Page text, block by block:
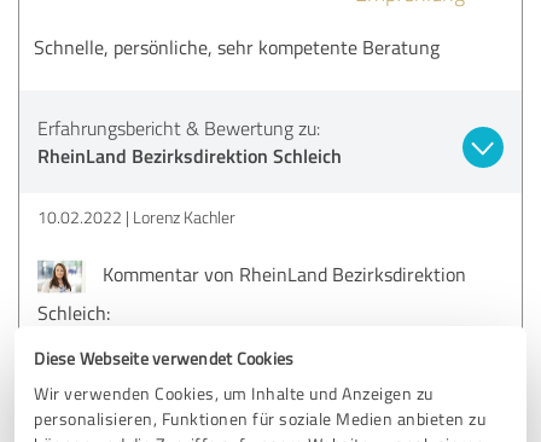
Diese Webseite verwendet Cookies
Wir verwenden Cookies, um Inhalte und Anzeigen zu
personalisieren, Funktionen für soziale Medien anbieten zu
Schnelle, persönliche, sehr kompetente Beratung
Erfahrungsbericht & Bewertung zu:
RheinLand Bezirksdirektion Schleich
10.02.2022 Lorenz Kachler
Kommentar von RheinLand Bezirksdirektion
Schleich:
Lieber Lorenz, vielen Dank - vorallem auch für Deine
jahrzehntelange Treue.